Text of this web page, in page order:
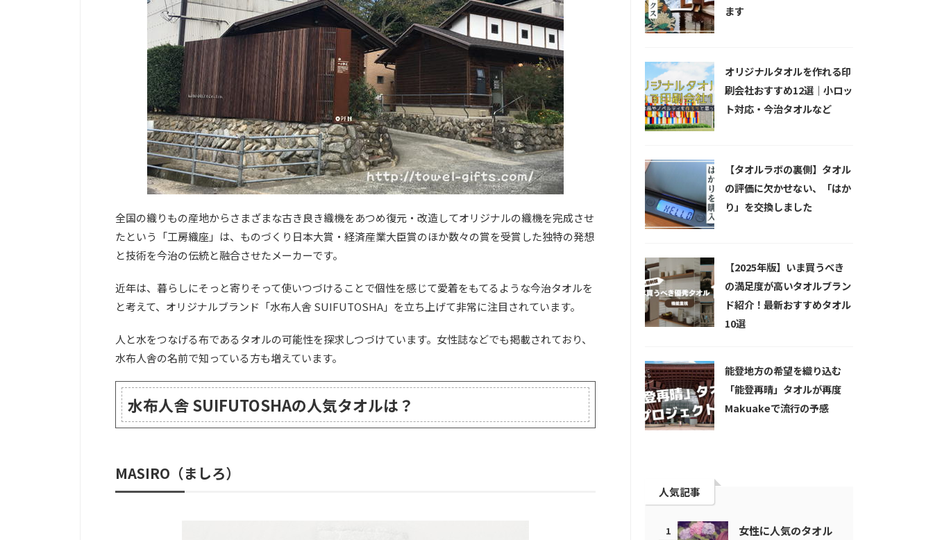
全国の織りもの産地からさまざまな古き良き織機をあつめ復元・改造してオリジナルの織機を完成させ
たという「工房織座」は、ものづくり日本大賞・経済産業大臣賞のほか数々の賞を受賞した独特の発想
と技術を今治の伝統と融合させたメーカーです。
近年は、暮らしにそっと寄りそって使いつづけることで個性を感じて愛着をもてるような今治タオルを
と考えて、オリジナルブランド「水布人舎 SUIFUTOSHA」を立ち上げて非常に注目されています。
人と水をつなげる布であるタオルの可能性を探求しつづけています。女性誌などでも掲載されており、
水布人舎の名前で知っている方も増えています。
水布人舎 SUIFUTOSHAの人気タオルは？
MASIRO（ましろ）
ます
オリジナルタオルを作れる印
刷会社おすすめ12選｜小ロッ
ト対応・今治タオルなど
【タオルラボの裏側】タオル
の評価に欠かせない、「はか
り」を交換しました
【2025年版】いま買うべき
の満足度が高いタオルブラン
ド紹介！最新おすすめタオル
10選
能登地方の希望を織り込む
「能登再晴」タオルが再度
Makuakeで流行の予感
人気記事
1
女性に人気のタオル